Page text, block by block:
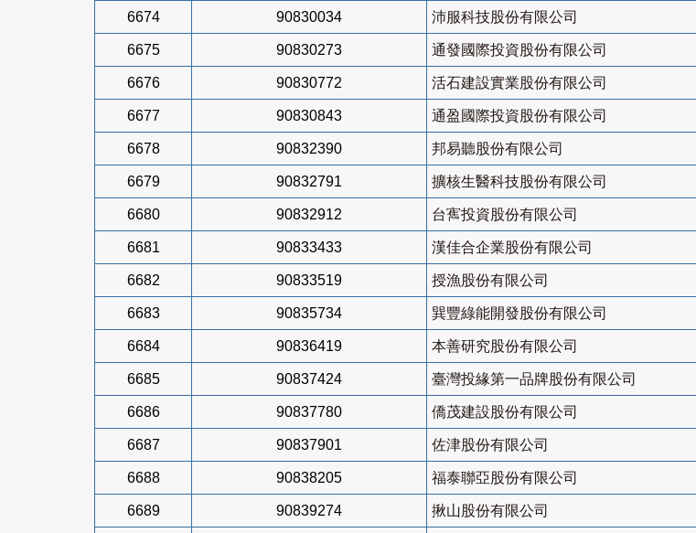
6674 90830034 沛服科技股份有限公司
6675 90830273 通發國際投資股份有限公司
6676 90830772 活石建設實業股份有限公司
6677 90830843 通盈國際投資股份有限公司
6678 90832390 邦易聽股份有限公司
6679 90832791 擴核生醫科技股份有限公司
6680 90832912 台寯投資股份有限公司
6681 90833433 漢佳合企業股份有限公司
6682 90833519 授漁股份有限公司
6683 90835734 巽豐綠能開發股份有限公司
6684 90836419 本善研究股份有限公司
6685 90837424 臺灣投緣第一品牌股份有限公司
6686 90837780 僑茂建設股份有限公司
6687 90837901 佐津股份有限公司
6688 90838205 福泰聯亞股份有限公司
6689 90839274 揪山股份有限公司